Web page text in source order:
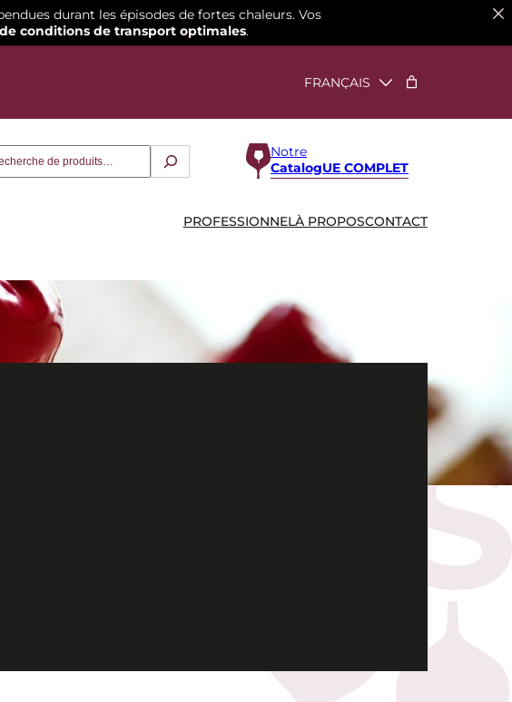
Notre
CatalogUE COMPLET
PROFESSIONNELÀ PROPOSCONTACT
durant les épisodes de fortes chaleurs. Vos
conditions de transport optimales.